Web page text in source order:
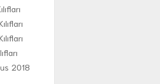
2018